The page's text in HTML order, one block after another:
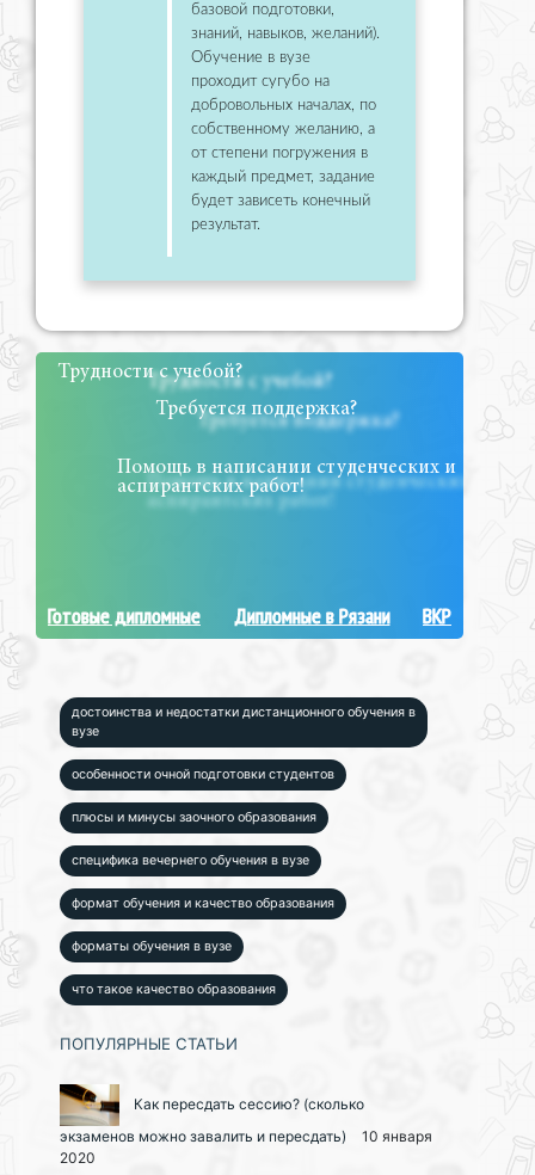
базовой подготовки,
знаний, навыков, желаний).
Обучение в вузе
проходит сугубо на
добровольных началах, по
собственному желанию, а
от степени погружения в
каждый предмет, задание
будет зависеть конечный
результат.
Трудности с учебой?
Требуется поддержка?
Помощь в написании студенческих и
аспирантских работ!
Готовые дипломные Дипломные в Рязани ВКР
достоинства и недостатки дистанционного обучения в
вузе
особенности очной подготовки студентов
плюсы и минусы заочного образования
специфика вечернего обучения в вузе
формат обучения и качество образования
форматы обучения в вузе
что такое качество образования
ПОПУЛЯРНЫЕ СТАТЬИ
Как пересдать сессию? (сколько
экзаменов можно завалить и пересдать)
10 января
2020